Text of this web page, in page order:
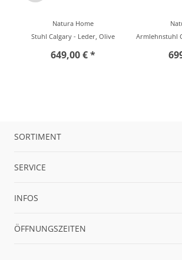
Natura Home
Stuhl Calgary - Leder, Olive
649,00 € *
Armlehnstuhl
SORTIMENT
SERVICE
INFOS
ÖFFNUNGSZEITEN